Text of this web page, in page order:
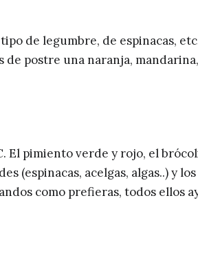
de legumbre, de espinacas,
postre una naranja,
El pimiento verde y rojo, el
(espinacas, acelgas, algas..) y
como prefieras, todos ellos